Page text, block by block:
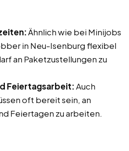
Ähnlich wie bei Minijobs
in Neu-Isenburg flexibel
an Paketzustellungen zu
Feiertagsarbeit:Auch
oft bereit sein, an
Feiertagen zu arbeiten.